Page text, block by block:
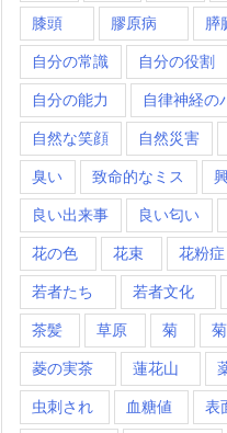
膝頭 膠原病 膵
自分の常識 自分の役割
自分の能力 自律神経の
自然な笑顔 自然災害
臭い 致命的なミス
良い出来事 良い匂い
花の色 花束 花粉症
若者たち 若者文化
茶髪 草原 菊
菱の実茶 蓮花山
虫刺され 血糖値 表